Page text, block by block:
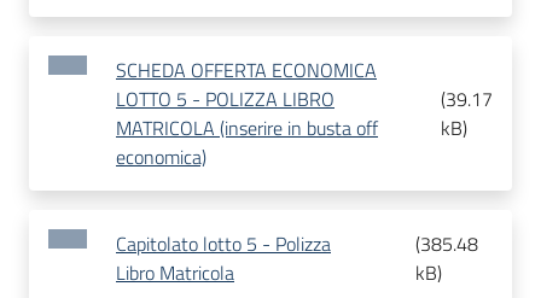
SCHEDA OFFERTA ECONOMICA
LOTTO 5 - POLIZZA LIBRO
MATRICOLA (inserire in busta off
economica)
(39.17
kB)
Capitolato lotto 5 - Polizza
Libro Matricola
(385.48
kB)